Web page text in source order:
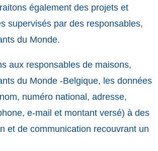
également des projets et
supervisés par des responsables,
du Monde.
aux responsables de maisons,
du Monde -Belgique, les données
numéro national, adresse,
e-mail et montant versé) à des
et de communication recouvrant un